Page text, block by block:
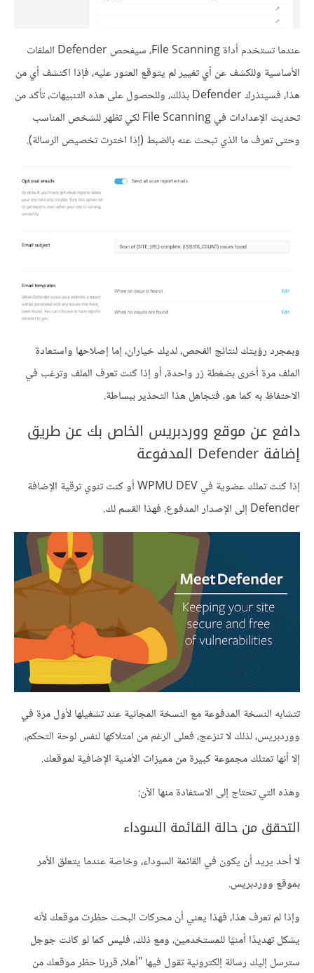
عندما تستخدم أداة File Scanning، سيفحص Defender الملفات
الأساسية وللكشف عن أي تغيير لم يتوقع العثور عليه، فإذا اكتشف أي من
هذا، فسينذرك Defender بذلك، وللحصول على هذه التنبيهات، تأكد من
تحديث الإعدادات في File Scanning لكي تظهر للشخص المناسب
وحتى تعرف ما الذي تبحث عنه بالضبط (إذا اخترت تخصيص الرسالة).
وبمجرد رؤيتك لنتائج الفحص، لديك خياران، إما إصلاحها واستعادة
الملف مرة أخرى بضغطة زر واحدة، أو إذا كنت تعرف الملف وترغب في
الاحتفاظ به كما هو، فتجاهل هذا التحذير ببساطة.
دافع عن موقع ووردبريس الخاص بك عن طريق
إضافة Defender المدفوعة
إذا كنت تملك عضوية في WPMU DEV أو كنت تنوي ترقية الإضافة
Defender إلى الإصدار المدفوع، فهذا القسم لك.
تتشابه النسخة المدفوعة مع النسخة المجانية عند تشغيلها لأول مرة في
ووردبريس، لذلك لا تنزعج، فعلى الرغم من امتلاكها لنفس لوحة التحكم،
إلا أنها تمتلك مجموعة كبيرة من مميزات الأمنية الإضافية لموقعك.
وهذه التي تحتاج إلى الاستفادة منها الآن:
التحقق من حالة القائمة السوداء
لا أحد يريد أن يكون في القائمة السوداء، وخاصة عندما يتعلق الأمر
بموقع ووردبريس.
وإذا لم تعرف هذا، فهذا يعني أن محركات البحث حظرت موقعك لأنه
يشكل تهديدًا أمنيًا للمستخدمين، ومع ذلك، فليس كما لو كانت جوجل
سترسل إليك رسالة إلكترونية تقول فيها "أهلا، قررنا حظر موقعك من